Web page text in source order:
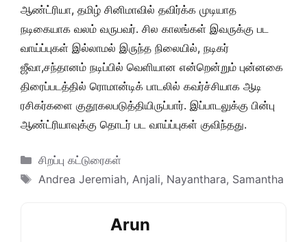
ஆண்ட்ரியா, தமிழ் சினிமாவில் தவிர்க்க முடியாத
நடிகையாக வலம் வருபவர். சில காலங்கள் இவருக்கு பட
வாய்ப்புகள் இல்லாமல் இருந்த நிலையில், நடிகர்
ஜீவா,சந்தானம் நடிப்பில் வெளியான என்றென்றும் புன்னகை
திரைப்படத்தில் ரொமான்டிக் பாடலில் கவர்ச்சியாக ஆடி
ரசிகர்களை குதூகலபடுத்தியிருப்பார். இப்பாடலுக்கு பின்பு
ஆண்ட்ரியாவுக்கு தொடர் பட வாய்ப்புகள் குவிந்தது.
Categories
சிறப்பு கட்டுரைகள்
Tags
Andrea Jeremiah, Anjali, Nayanthara, Samantha
Arun